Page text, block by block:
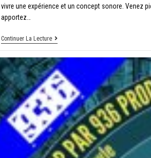
vivre une expérience et un concept sonore. Venez
apportez…
Continuer La Lecture